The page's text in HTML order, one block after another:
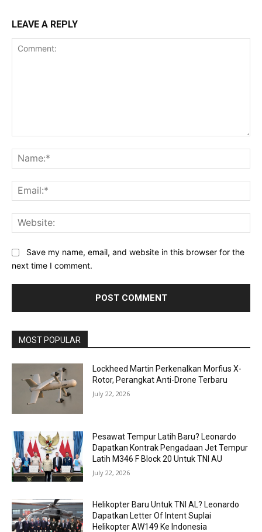
LEAVE A REPLY
Save my name, email, and website in this browser for the
next time I comment.
MOST POPULAR
Lockheed Martin Perkenalkan Morfius X-
Rotor, Perangkat Anti-Drone Terbaru
July 22, 2026
Pesawat Tempur Latih Baru? Leonardo
Dapatkan Kontrak Pengadaan Jet Tempur
Latih M346 F Block 20 Untuk TNI AU
July 22, 2026
Helikopter Baru Untuk TNI AL? Leonardo
Dapatkan Letter Of Intent Suplai
Helikopter AW149 Ke Indonesia